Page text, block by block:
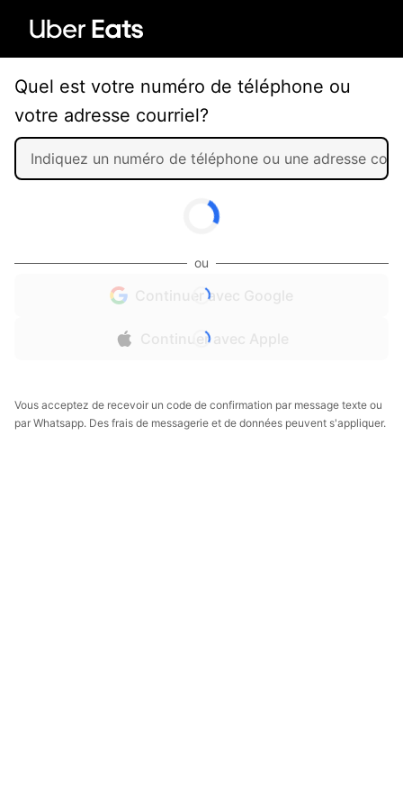
Quel est votre numéro de téléphone ou
votre adresse courriel?
ou
Continuer avec Google
Continuer avec Apple
Vous acceptez de recevoir un code de confirmation par message texte ou
par Whatsapp. Des frais de messagerie et de données peuvent s'appliquer.